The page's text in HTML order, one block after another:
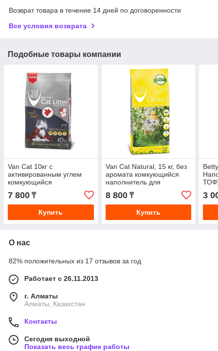
Возврат товара в течение 14 дней по договоренности
Все условия возврата
Подобные товары компании
Van Cat 10кг с
активированным углем
комкующийся
наполнитель
7 800 ₸
Купить
Van Cat Natural, 15 кг, без
аромата комкующийся
наполнитель для
кошачьего туалета
8 800₸
Купить
3
О нас
82% положительных из 17 отзывов за год
Работает с 26.11.2013
г. Алматы
Алматы, Казахстан
Контакты
Сегодня выходной
Показать весь график работы